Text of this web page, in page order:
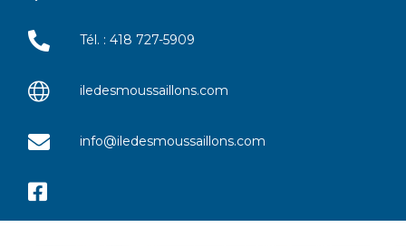
Tél. : 418 727-5909
iledesmoussaillons.com
info@iledesmoussaillons.com